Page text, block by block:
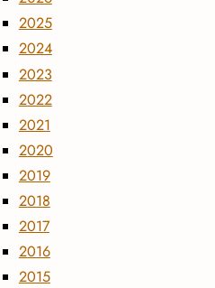
2025
2024
2023
2022
2021
2020
2019
2018
2017
2016
2015